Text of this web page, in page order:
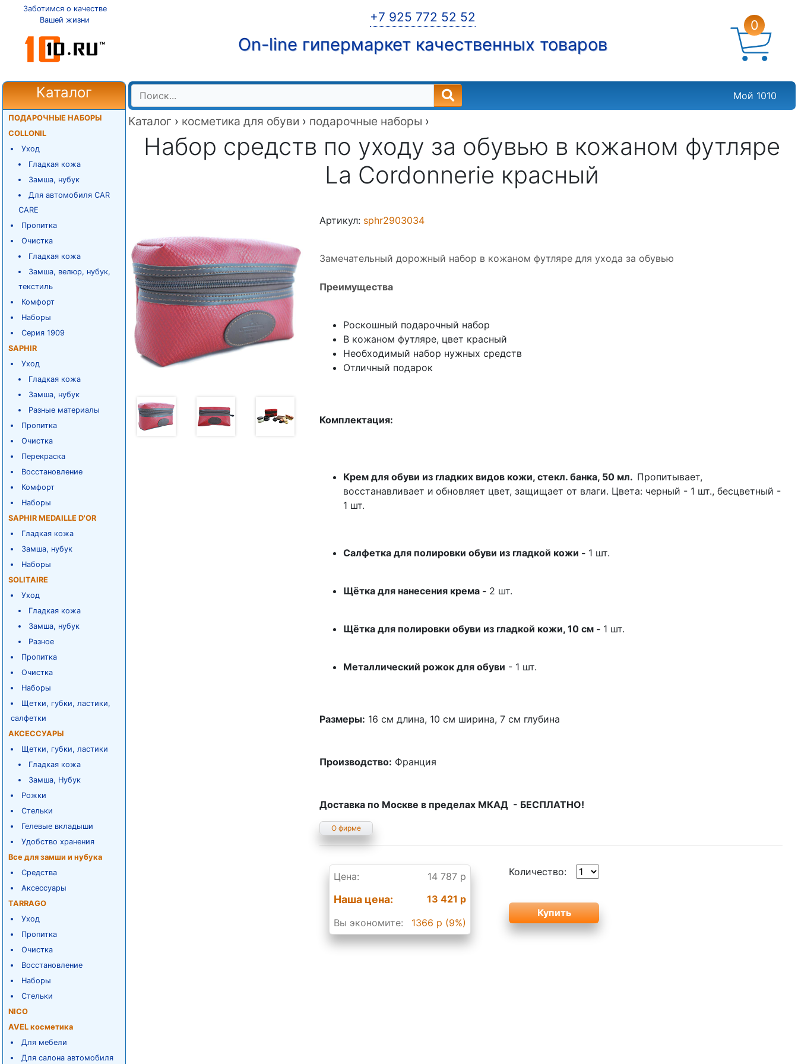
Заботимся о качестве
Вашей жизни
+7 925 772 52 52
On-line гипермаркет качественных товаров
0
Каталог
ПОДАРОЧНЫЕ НАБОРЫ
COLLONIL
Уход
Гладкая кожа
Замша, нубук
Для автомобиля CAR
CARE
Пропитка
Очистка
Гладкая кожа
Замша, велюр, нубук,
текстиль
Комфорт
Наборы
Серия 1909
SAPHIR
Уход
Гладкая кожа
Замша, нубук
Разные материалы
Пропитка
Очистка
Перекраска
Восстановление
Комфорт
Наборы
SAPHIR MEDAILLE D'OR
Гладкая кожа
Замша, нубук
Наборы
SOLITAIRE
Уход
Гладкая кожа
Замша, нубук
Разное
Пропитка
Очистка
Наборы
Щетки, губки, ластики,
салфетки
АКСЕССУАРЫ
Щетки, губки, ластики
Гладкая кожа
Замша, Нубук
Рожки
Стельки
Гелевые вкладыши
Удобство хранения
Все для замши и нубука
Средства
Аксессуары
TARRAGO
Уход
Пропитка
Очистка
Восстановление
Наборы
Стельки
NICO
AVEL косметика
Для мебели
Для салона автомобиля
Мой 1010
Каталог › косметика для обуви › подарочные наборы ›
Набор средств по уходу за обувью в кожаном футляре
La Cordonnerie красный
Артикул: sphr2903034
Замечательный дорожный набор в кожаном футляре для ухода за обувью
Преимущества
Роскошный подарочный набор
В кожаном футляре, цвет красный
Необходимый набор нужных средств
Отличный подарок
Комплектация:
Крем для обуви из гладких видов кожи, стекл. банка, 50 мл. Пропитывает,
восстанавливает и обновляет цвет, защищает от влаги. Цвета: черный - 1 шт., бесцветный -
1 шт.
Салфетка для полировки обуви из гладкой кожи - 1 шт.
Щётка для нанесения крема - 2 шт.
Щётка для полировки обуви из гладкой кожи, 10 см - 1 шт.
Металлический рожок для обуви - 1 шт.
Размеры: 16 см длина, 10 см ширина, 7 см глубина
Производство: Франция
Доставка по Москве в пределах МКАД - БЕСПЛАТНО!
О фирме
Цена: 14 787 р
Наша цена:
13 421 р
Вы экономите:
1366 р (9%)
Количество: